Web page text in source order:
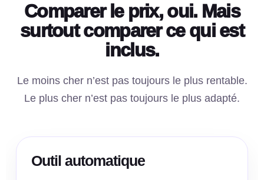
Comparer le prix, oui. Mais
surtout comparer ce qui est
inclus.
Le moins cher n’est pas toujours le plus rentable.
Le plus cher n’est pas toujours le plus adapté.
Outil automatique